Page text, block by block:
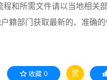
和所需文件请以当地相关
籍部门获取最新的、准确的
收藏 0 赏